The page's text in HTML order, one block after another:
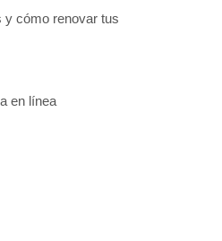
y cómo renovar tus
en línea